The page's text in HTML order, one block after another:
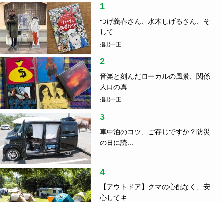
1
つげ義春さん、水木しげるさん、そ
して……...
指出一正
2
音楽と刻んだローカルの風景、関係
人口の真...
指出一正
3
車中泊のコツ、ご存じですか？防災
の日に読...
4
【アウトドア】クマの心配なく、安
心してキ...